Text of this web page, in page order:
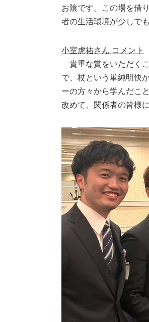
お陰です。この場を借
者の生活環境が少しで
小室虎祐さん コメント
貴重な賞をいただく
で、杖という単純明快
ーの方々から学んだこ
改めて、関係者の皆様